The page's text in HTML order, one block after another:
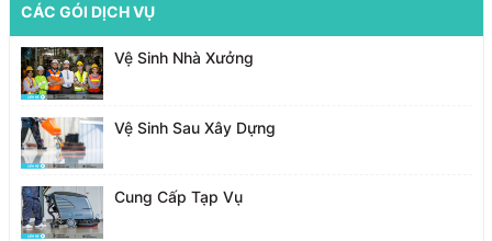
CÁC GÓI DỊCH VỤ
Vệ Sinh Nhà Xưởng
Vệ Sinh Sau Xây Dựng
Cung Cấp Tạp Vụ